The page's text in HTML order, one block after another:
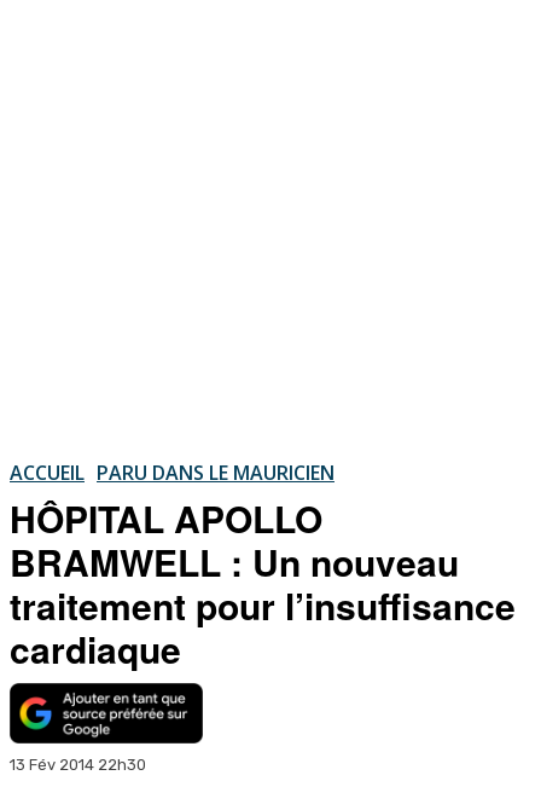
ACCUEIL PARU DANS LE MAURICIEN
HÔPITAL APOLLO
BRAMWELL : Un nouveau
traitement pour l’insuffisance
cardiaque
13 Fév 2014 22h30